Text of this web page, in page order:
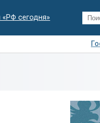
сегодня»